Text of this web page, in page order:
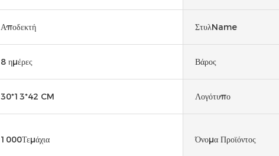
Αποδεκτή ΣτυλName
8 ημέρες Βάρος
30*13*42 CM Λογότυπο
1000Τεμάχια Όνομα Προϊόντος